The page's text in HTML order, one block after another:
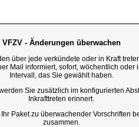
VFZV - Änderungen überwachen
über jede verkündete oder in Kraft
Mail informiert, sofort, wöchentlich oder
Intervall, das Sie gewählt haben.
Sie zusätzlich im konfigurierten
Inkrafttreten erinnert.
Paket zu überwachender Vorschriften
zusammen.